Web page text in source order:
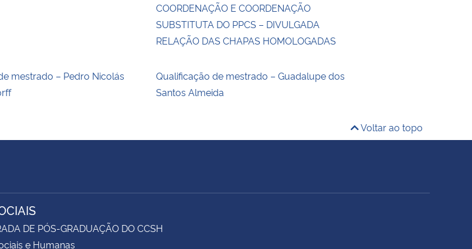
COORDENAÇÃO E COORDENAÇÃO
SUBSTITUTA DO PPCS – DIVULGADA
RELAÇÃO DAS CHAPAS HOMOLOGADAS
mestrado – Pedro Nicolás
Qualificação de mestrado – Guadalupe dos
Santos Almeida
Voltar ao topo
DE PÓS-GRADUAÇÃO DO CCSH
e Humanas